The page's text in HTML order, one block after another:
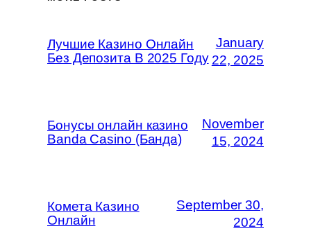
Лучшие Казино Онлайн
Без Депозита В 2025 Году
January
22, 2025
Бонусы онлайн казино
Banda Casino (Банда)
November
15, 2024
Комета Казино
Онлайн
September 30,
2024